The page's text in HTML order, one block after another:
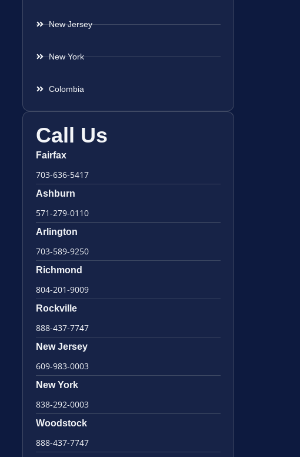
New Jersey
New York
Colombia
Call Us
Fairfax
703-636-5417
Ashburn
571-279-0110
Arlington
703-589-9250
Richmond
804-201-9009
Rockville
888-437-7747
New Jersey
609-983-0003
New York
838-292-0003
Woodstock
888-437-7747